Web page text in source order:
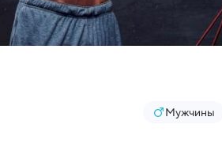
Мужчины